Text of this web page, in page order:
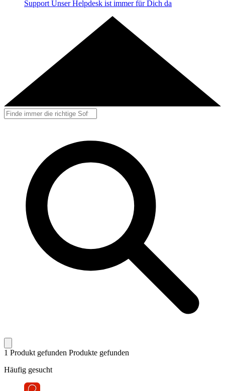
Support Unser Helpdesk ist immer für Dich da
1 Produkt gefunden Produkte gefunden
Häufig gesucht